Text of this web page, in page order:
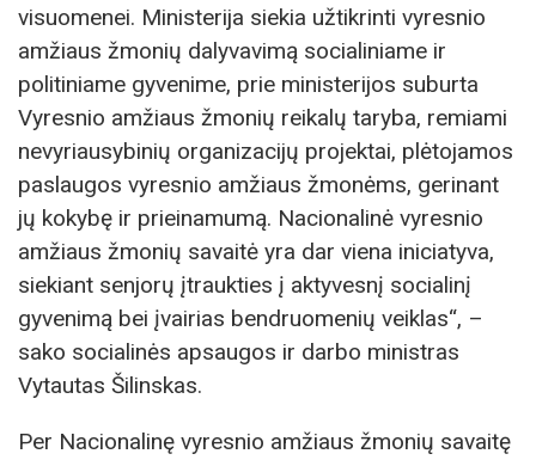
visuomenei. Ministerija siekia užtikrinti vyresnio
amžiaus žmonių dalyvavimą socialiniame ir
politiniame gyvenime, prie ministerijos suburta
Vyresnio amžiaus žmonių reikalų taryba, remiami
nevyriausybinių organizacijų projektai, plėtojamos
paslaugos vyresnio amžiaus žmonėms, gerinant
jų kokybę ir prieinamumą. Nacionalinė vyresnio
amžiaus žmonių savaitė yra dar viena iniciatyva,
siekiant senjorų įtraukties į aktyvesnį socialinį
gyvenimą bei įvairias bendruomenių veiklas“, –
sako socialinės apsaugos ir darbo ministras
Vytautas Šilinskas.
Per Nacionalinę vyresnio amžiaus žmonių savaitę